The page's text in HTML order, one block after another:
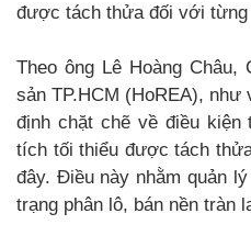
được tách thửa đối với từng
Theo ông Lê Hoàng Châu,
sản TP.HCM (HoREA),
định chặt chẽ về điều
tích tối thiểu được tách
đây. Điều này nhằm quản
trạng phân lô, bán nền tràn